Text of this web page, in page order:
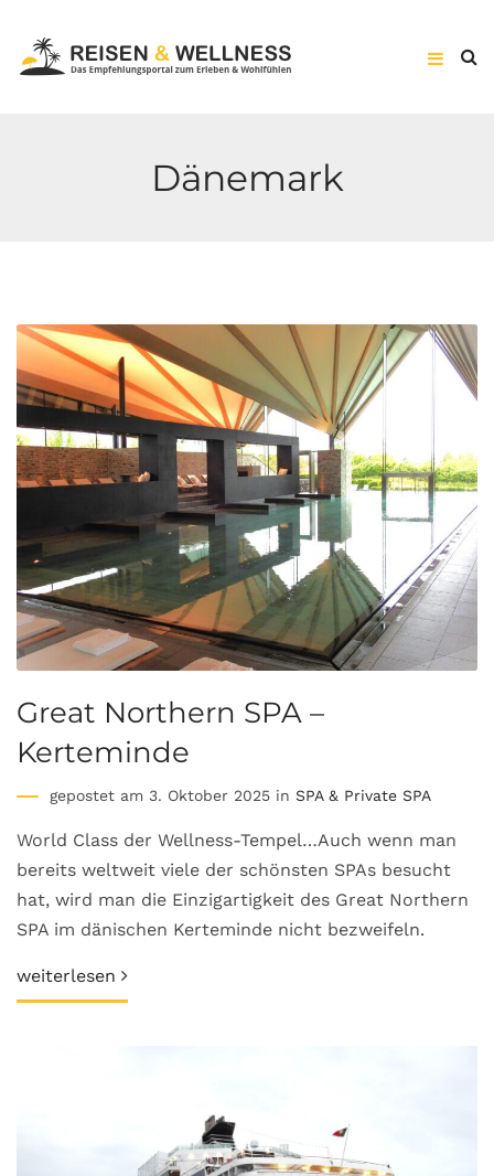
Dänemark
Great Northern SPA –
Kerteminde
gepostet am 3. Oktober 2025 in SPA & Private SPA
World Class der Wellness-Tempel…Auch wenn man
bereits weltweit viele der schönsten SPAs besucht
hat, wird man die Einzigartigkeit des Great Northern
SPA im dänischen Kerteminde nicht bezweifeln.
weiterlesen